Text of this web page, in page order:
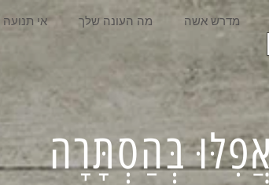
אי תנועה מה העונה שלך מדרש אשה
בְּהַסְתָּרָה